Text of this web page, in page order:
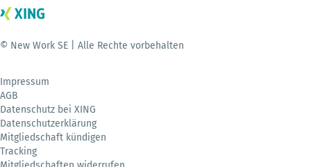
© New Work SE | Alle Rechte vorbehalten
Impressum
AGB
Datenschutz bei XING
Datenschutzerklärung
Mitgliedschaft kündigen
Tracking